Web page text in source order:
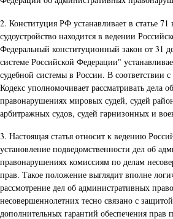
2. Конституция РФ устанавливает в статье
судоустройство находится в ведении
Федеральный конституционный закон от 31
системе Российской Федерации"
судебной системы в России. В соответствии
Кодекс уполномочивает рассматривать дела
правонарушениях мировых судей, судей
арбитражных судов, судей гарнизонных и
3. Настоящая статья относит к ведению
установление подведомственности дел об
правонарушениях комиссиям по делам
прав. Такое положение выглядит вполне
рассмотрение дел об административных
несовершеннолетних тесно связано с
дополнительных гарантий обеспечения прав